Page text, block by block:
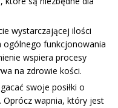
wystarczającej ilości
ogólnego funkcjonowania
wspiera procesy
na zdrowie kości.
swoje posiłki o
wapnia, który jest